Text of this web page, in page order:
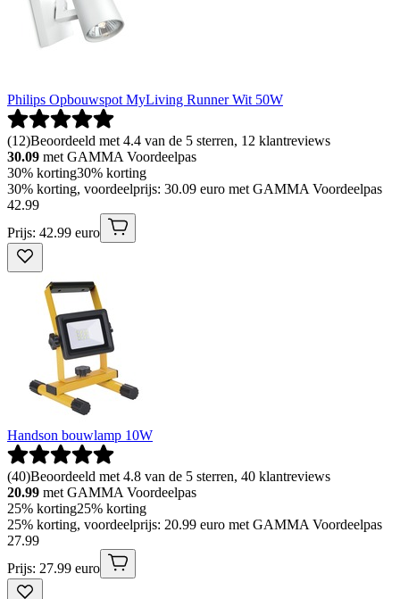
Philips Opbouwspot MyLiving Runner Wit 50W
(12)Beoordeeld met 4.4 van de 5 sterren, 12 klantreviews
30.09 met GAMMA Voordeelpas
30% korting30% korting
30% korting, voordeelprijs: 30.09 euro met GAMMA Voordeelpas
42.99
Prijs: 42.99 euro
Handson bouwlamp 10W
(40)Beoordeeld met 4.8 van de 5 sterren, 40 klantreviews
20.99 met GAMMA Voordeelpas
25% korting25% korting
25% korting, voordeelprijs: 20.99 euro met GAMMA Voordeelpas
27.99
Prijs: 27.99 euro